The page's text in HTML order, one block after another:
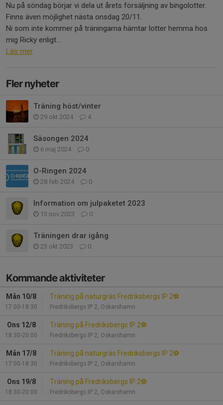
Nu på söndag börjar vi dela ut årets försäljning av bingolotter.
Finns även möjlighet nästa onsdag 20/11.
Ni som inte kommer på träningarna hämtar lotter hemma hos
mig Ricky enligt...
Läs mer
Fler nyheter
Träning höst/vinter
29 okt 2024 4
Säsongen 2024
6 maj 2024 0
O-Ringen 2024
28 feb 2024 0
Information om julpaketet 2023
13 nov 2023 0
Träningen drar igång
23 okt 2023 0
Kommande aktiviteter
Mån 10/8
17:00-18:30
Träning på naturgräs Fredriksbergs IP 2⚽
Fredriksbergs IP 2, Oskarshamn
Ons 12/8
18:30-20:00
Träning på Fredriksbergs IP 2⚽️
Fredriksbergs IP 2, Oskarshamn
Mån 17/8
17:00-18:30
Träning på naturgräs Fredriksbergs IP 2⚽
Fredriksbergs IP 2, Oskarshamn
Ons 19/8
18:30-20:00
Träning på Fredriksbergs IP 2⚽️
Fredriksbergs IP 2, Oskarshamn